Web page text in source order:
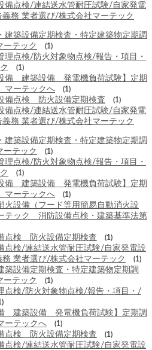
点検/連結送水管耐圧試験/自家発電
務 業者選び/株式会社マーテック
築設備定期検査・特定建築物定期調
ーテック
(1)
点検/防火対象物点検/報告・項目・
(1)
備 建築設備 発電機負荷試験】定期
ーテックへ
(1)
備点検 防火設備定期検査 (1)
点検/連結送水管耐圧試験/自家発電
務 業者選び/株式会社マーテック
築設備定期検査・特定建築物定期調
ーテック
(1)
点検/防火対象物点検/報告・項目・
(1)
備 建築設備 発電機負荷試験】定期
ーテックへ
(1)
設備（フード等用簡易自動消火設
テック 消防設備点検・建築基準法第
点検 防火設備定期検査 (1)
検/連結送水管耐圧試験/自家発電設
業者選び/株式会社マーテック
(1)
設備定期検査・特定建築物定期調
ーテック
(1)
検/防火対象物点検/報告・項目・/
建築設備 発電機負荷試験】定期調
テックへ
(1)
点検 防火設備定期検査 (1)
検/連結送水管耐圧試験/自家発電設